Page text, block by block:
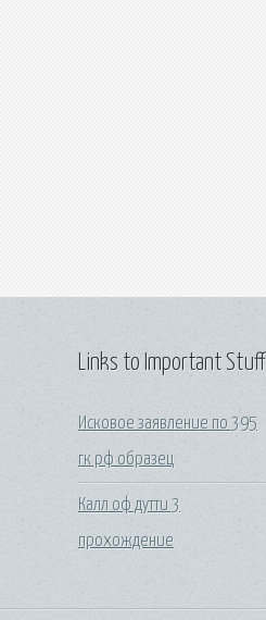
Links to Important Stuff
Исковое заявление по 395
гк рф образец
Калл оф дутти 3
прохождение